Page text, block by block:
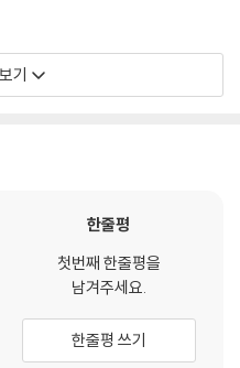
고 오지 않는다. 오히려 낯선 곳
과 종교 활동을 하게 된다. 다른
사례 연구 중에서
야 뗄 수 없다. 처음으로 그리스
막았음에도 불구하고 신앙을 나누
리에 복음을 전하였다.
사례 연구 중에서
님의 사람을 추수하는 사역자로
련 자료를 실었다.
해하는 것이다. 로잔 디아스포라
스포라 선교학’을 “조국과 고향
였다. 현 상황에 대한 이해와 그에
관과 지역 사역자 모두에게 이 책
료집이 되기를 바란다.
다. 이 책의 1부에서는 글로벌 디
볼 것이다. 2부에서는 글로벌 현
와 그 체계적인 방법이 선교적
, 목회자, 성도, 교회, 선교단체
5천만(우리나라에만 3백만)에
역서이다. 이 책을 이 분야의 탁
터 이주민 사역을 감당하며 이 사
역 매뉴얼을 개발해 왔으며, 현재
로 인해 디아스포라 사역이 새로운
책은 다양한 실례와 심도 깊은 선
도움이 될 것이라고 확신한다.
아스포라 현상을 보고 있다. 전 세
가들의 언어를 들을 수 있고, 그
. 우리가 믿는 하나님은 선교의 하
이 간과하는 것을 결코 용납하시지
기
한줄평
첫번째 한줄평을
남겨주세요.
한줄평 쓰기